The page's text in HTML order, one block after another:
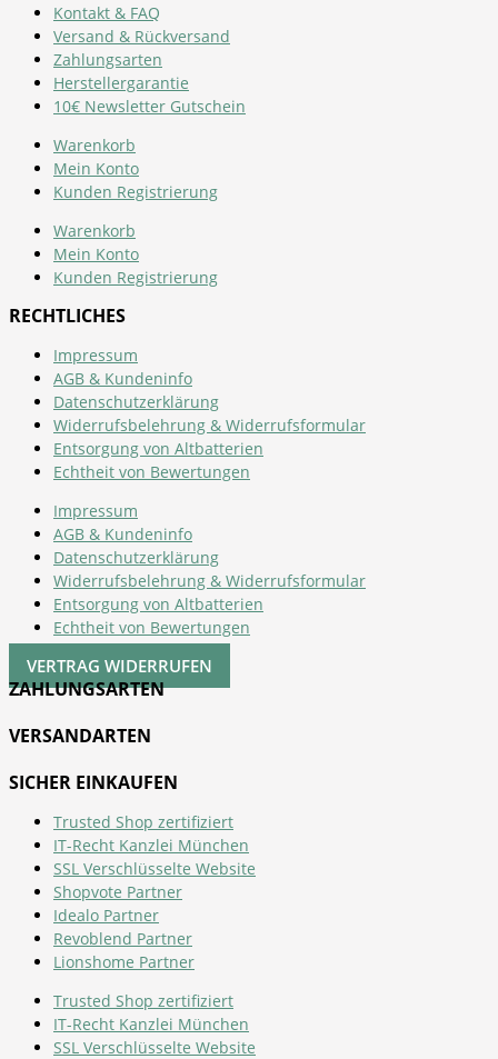
Kontakt & FAQ
Versand & Rückversand
Zahlungsarten
Herstellergarantie
10€ Newsletter Gutschein
Warenkorb
Mein Konto
Kunden Registrierung
Warenkorb
Mein Konto
Kunden Registrierung
RECHTLICHES
Impressum
AGB & Kundeninfo
Datenschutzerklärung
Widerrufsbelehrung & Widerrufsformular
Entsorgung von Altbatterien
Echtheit von Bewertungen
Impressum
AGB & Kundeninfo
Datenschutzerklärung
Widerrufsbelehrung & Widerrufsformular
Entsorgung von Altbatterien
Echtheit von Bewertungen
VERTRAG WIDERRUFEN
ZAHLUNGSARTEN
VERSANDARTEN
SICHER EINKAUFEN
Trusted Shop zertifiziert
IT-Recht Kanzlei München
SSL Verschlüsselte Website
Shopvote Partner
Idealo Partner
Revoblend Partner
Lionshome Partner
Trusted Shop zertifiziert
IT-Recht Kanzlei München
SSL Verschlüsselte Website